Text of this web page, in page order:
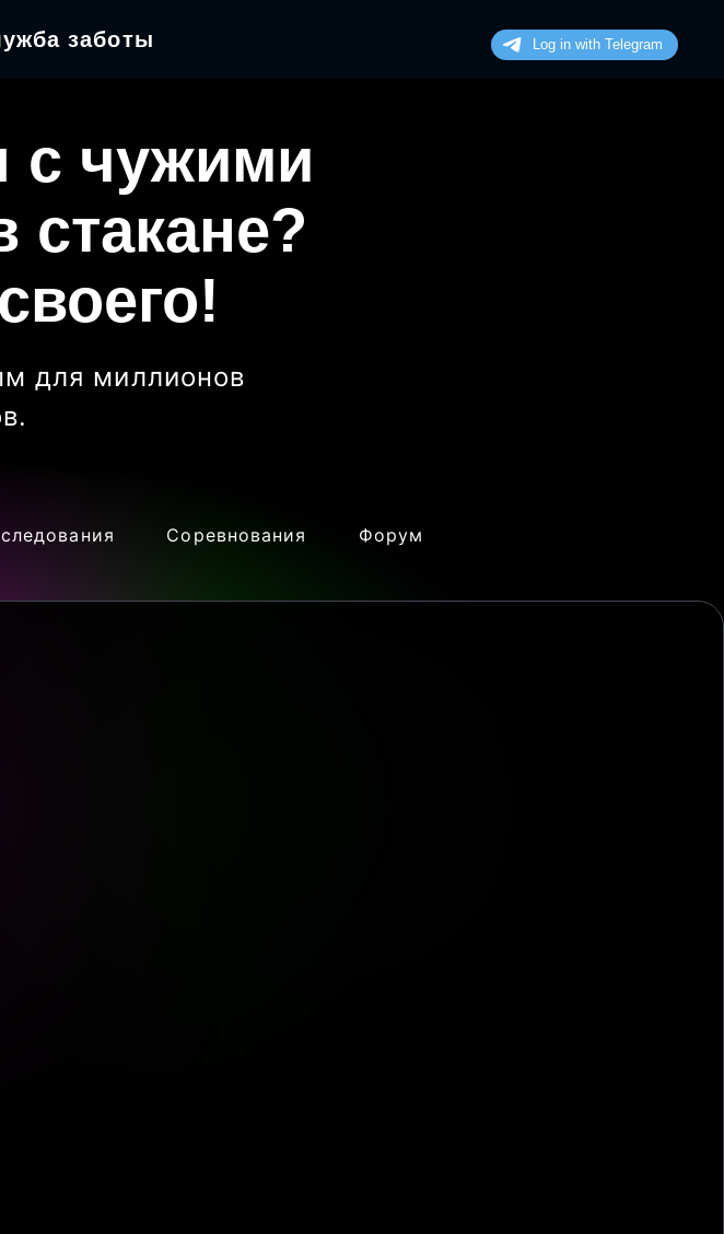
заботы
с чужими
стакане?
для миллионов
.
Соревнования Форум